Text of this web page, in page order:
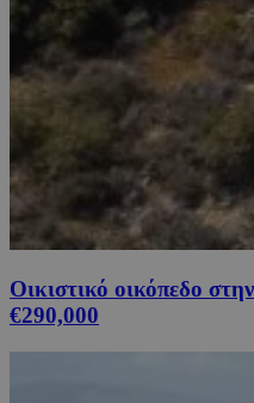
Οικιστικό οικόπεδο
€290,000